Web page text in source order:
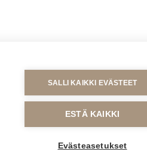
SALLI KAIKKI EVÄSTEET
ESTÄ KAIKKI
Evästeasetukset